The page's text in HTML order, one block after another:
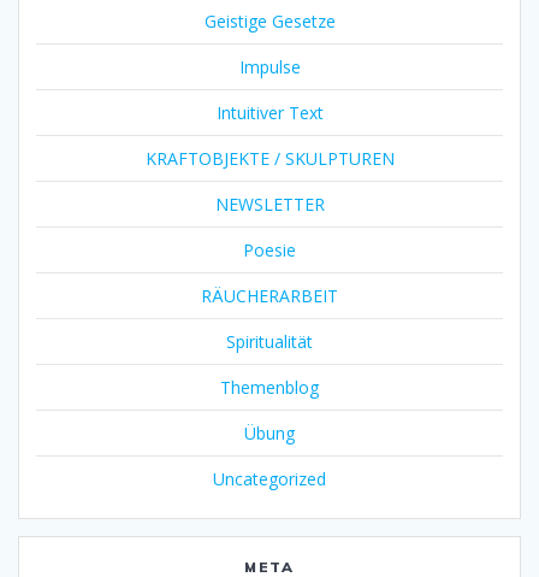
Geistige Gesetze
Impulse
Intuitiver Text
KRAFTOBJEKTE / SKULPTUREN
NEWSLETTER
Poesie
RÄUCHERARBEIT
Spiritualität
Themenblog
Übung
Uncategorized
META